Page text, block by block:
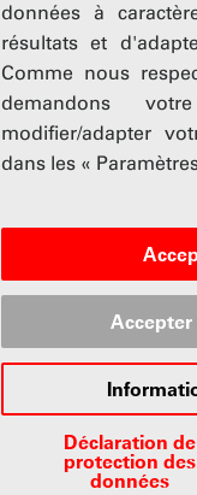
données à
résultats et
Comme nous
demandons
modifier/adapter
dans les «
Accepter
Déclaration de
protection des
données